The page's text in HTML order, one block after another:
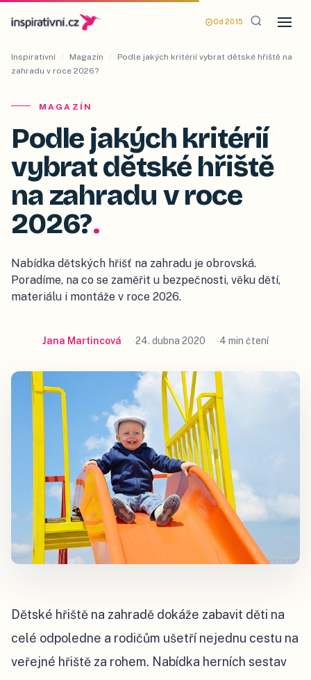
Od 2015
Inspirativní / Magazín /
Podle jakých kritérií vybrat dětské hřiště na
zahradu v roce 2026?
MAGAZÍN
Podle jakých kritérií
vybrat dětské hřiště
na zahradu v roce
2026?.
Nabídka dětských hřišť na zahradu je obrovská.
Poradíme, na co se zaměřit u bezpečnosti, věku dětí,
materiálu i montáže v roce 2026.
Jana Martincová 24. dubna 2020 4 min čtení
Dětské hřiště na zahradě dokáže zabavit děti na
celé odpoledne a rodičům ušetří nejednu cestu na
veřejné hřiště za rohem. Nabídka herních sestav